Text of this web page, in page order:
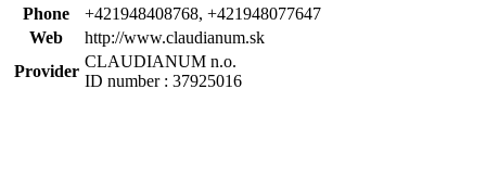
Phone
+421948408768, +421948077647
Web
http://www.claudianum.sk
Provider
CLAUDIANUM n.o.
ID number : 37925016